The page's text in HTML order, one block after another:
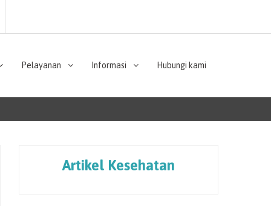
Pelayanan Informasi Hubungi kami
Artikel Kesehatan